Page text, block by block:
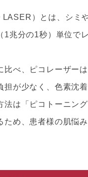
LASER）とは、シミ
1兆分の1秒）単位で
比べ、ピコレーザー
担が少なく、色素沈
法は「ピコトーニン
ため、患者様の肌悩